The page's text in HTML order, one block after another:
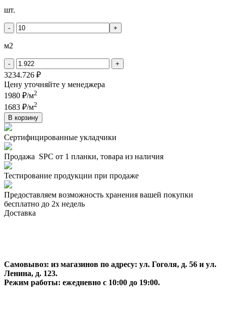
Количество
MONTE
Улуру
шт.
- +
м2
- +
3234.726 ₽
Цену уточняйте у менеджера
1980 ₽/м2
1683 ₽/м2
В корзину
Сертифицированные укладчики
Продажа SPC от 1 планки, товара из наличия
Тестирование продукции при продаже
Предоставляем возможность хранения вашей покупки
бесплатно до 2х недель
Доставка
Самовывоз: из магазинов по адресу: ул. Гоголя, д. 56 и ул.
Ленина, д. 123.
Режим работы: ежедневно с 10:00 до 19:00.